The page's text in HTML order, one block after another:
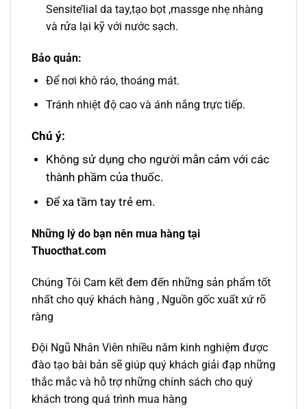
Sensite’lial da tay,tạo bọt ,massge nhẹ nhàng
và rửa lại kỹ với nước sạch.
Bảo quản:
Để nơi khô ráo, thoáng mát.
Tránh nhiệt độ cao và ánh nắng trực tiếp.
Chú ý:
Không sử dụng cho người mẫn cảm với các
thành phầm của thuốc.
Để xa tầm tay trẻ em.
Những lý do bạn nên mua hàng tại
Thuocthat.com
Chúng Tôi Cam kết đem đến những sản phẩm tốt
nhất cho quý khách hàng , Nguồn gốc xuất xứ rõ
ràng
Đội Ngũ Nhân Viên nhiều năm kinh nghiệm được
đào tạo bài bản sẽ giúp quý khách giải đạp những
thắc mắc và hỗ trợ những chính sách cho quý
khách trong quá trình mua hàng